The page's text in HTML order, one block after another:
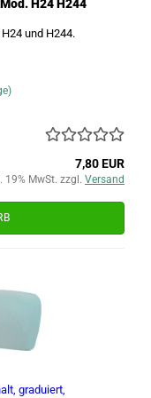
H24 H244
und H244.
7,80 EUR
19% MwSt. zzgl. Versand
graduiert,